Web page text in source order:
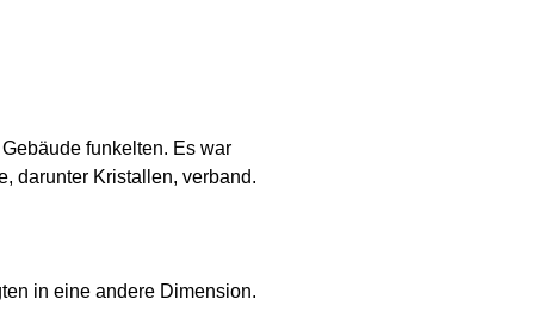
funkelten. Es war
darunter Kristallen, verband.
in eine andere Dimension.